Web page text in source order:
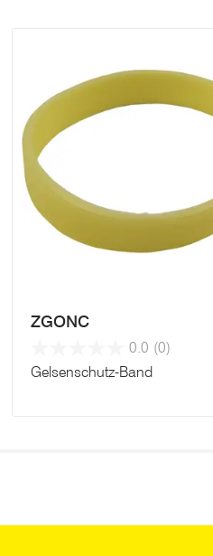
ZGONC
0.0 (0)
Gelsenschutz-Band